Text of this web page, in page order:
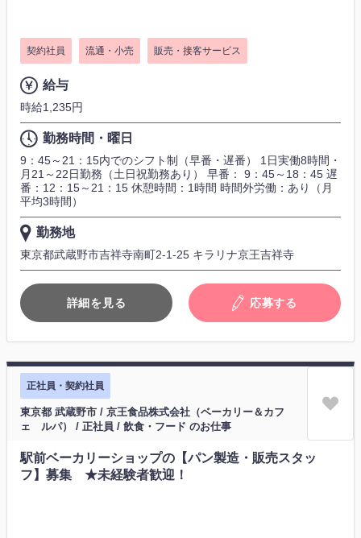
契約社員 流通・小売 販売・接客サービス
給与
時給1,235円
勤務時間・曜日
9：45～21：15内でのシフト制（早番・遅番） 1日実働8時間・
月21～22日勤務（土日祝勤務あり） 早番： 9：45～18：45 遅
番：12：15～21：15 休憩時間：1時間 時間外労働：あり（月
平均3時間）
勤務地
東京都武蔵野市吉祥寺南町2-1-25 キラリナ京王吉祥寺
詳細を見る 応募する
正社員・契約社員
東京都 武蔵野市 / 京王食品株式会社（ベーカリー＆カフ
ェ ルパ） / 正社員 / 飲食・フード のお仕事
駅前ベーカリーショップの【パン製造・販売スタッ
フ】募集 ★未経験者歓迎！